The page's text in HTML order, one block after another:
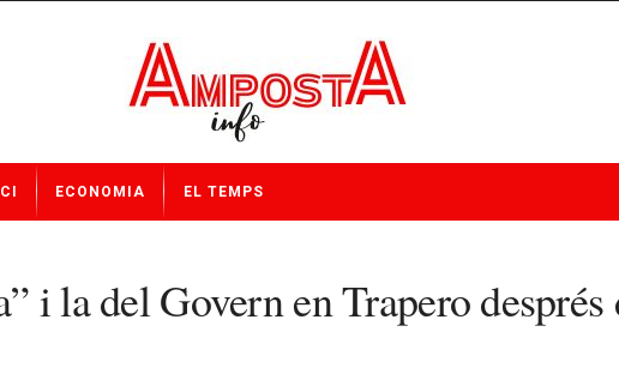
ECONOMIA EL TEMPS
i la del Govern en Trapero